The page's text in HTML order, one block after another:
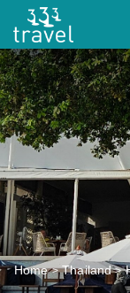
Home Thailand